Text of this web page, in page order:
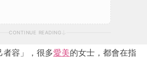
CONTINUE READING
者容」，很多愛美的女士，都會在指